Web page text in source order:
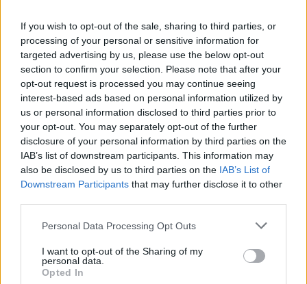
If you wish to opt-out of the sale, sharing to third parties, or
processing of your personal or sensitive information for
targeted advertising by us, please use the below opt-out
section to confirm your selection. Please note that after your
opt-out request is processed you may continue seeing
interest-based ads based on personal information utilized by
us or personal information disclosed to third parties prior to
your opt-out. You may separately opt-out of the further
disclosure of your personal information by third parties on the
IAB’s list of downstream participants. This information may
also be disclosed by us to third parties on the IAB’s List of
Downstream Participants that may further disclose it to other
Personal Data Processing Opt Outs
I want to opt-out of the Sharing of my
personal data.
Opted In